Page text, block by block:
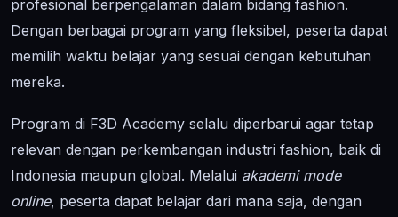
profesional berpengalaman dalam bidang fashion.
Dengan berbagai program yang fleksibel, peserta dapat
memilih waktu belajar yang sesuai dengan kebutuhan
mereka.
Program di F3D Academy selalu diperbarui agar tetap
relevan dengan perkembangan industri fashion, baik di
Indonesia maupun global. Melalui akademi mode
online, peserta dapat belajar dari mana saja, dengan